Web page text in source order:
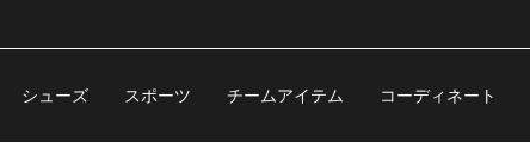
シューズ スポーツ チームアイテム コーディネート